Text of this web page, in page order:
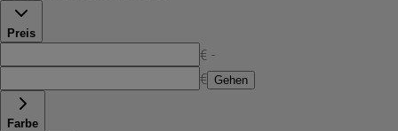
Preis
€ -
€ Gehen
Farbe